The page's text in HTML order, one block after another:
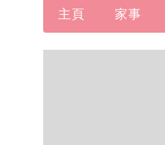
主頁 家事